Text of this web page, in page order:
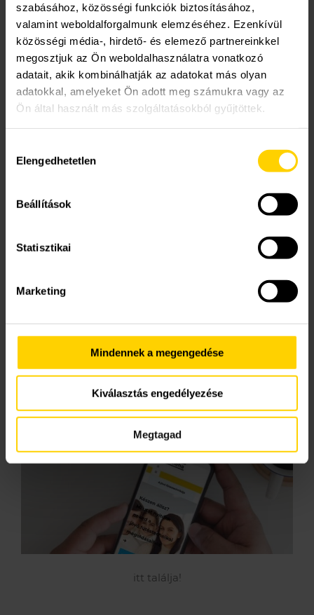
szabásához, közösségi funkciók biztosításához,
valamint weboldalforgalmunk elemzéséhez. Ezenkívül
közösségi média-, hirdető- és elemező partnereinkkel
megosztjuk az Ön weboldalhasználatra vonatkozó
adatait, akik kombinálhatják az adatokat más olyan
adatokkal, amelyeket Ön adott meg számukra vagy az
Ön által használt más szolgáltatásokból gyűjtöttek.
kiválasztása
Elengedhetetlen
Beállítások
Statisztikai
Marketing
Mindennek a megengedése
Kiválasztás engedélyezése
Megtagad
Melegvíz előállításra és tárolására alkalmas
berendezésekkel kapcsolatos tanácsok
Műszaki segítségnyújtás
Tanácsadás a fenntartható megoldásainkkal
kapcsolatban (hőszivattyúk)
Kapcsolatba léphet velünk telefonon,
remeha@remeha.hue-mail címen keresztül.
További elérhetőségink
itt találja!